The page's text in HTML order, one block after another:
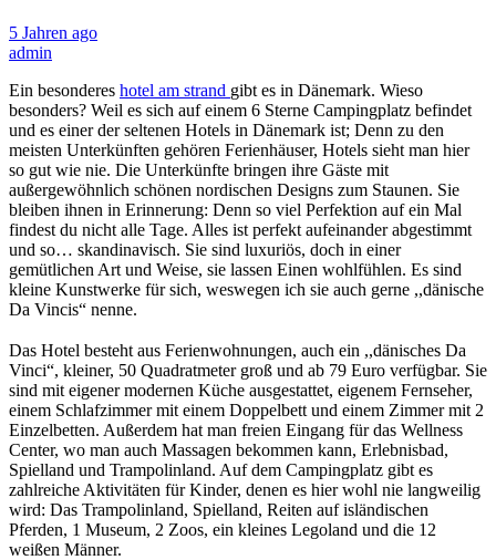
5 Jahren ago
admin
Ein besonderes hotel am strand gibt es in Dänemark. Wieso
besonders? Weil es sich auf einem 6 Sterne Campingplatz befindet
und es einer der seltenen Hotels in Dänemark ist; Denn zu den
meisten Unterkünften gehören Ferienhäuser, Hotels sieht man hier
so gut wie nie. Die Unterkünfte bringen ihre Gäste mit
außergewöhnlich schönen nordischen Designs zum Staunen. Sie
bleiben ihnen in Erinnerung: Denn so viel Perfektion auf ein Mal
findest du nicht alle Tage. Alles ist perfekt aufeinander abgestimmt
und so… skandinavisch. Sie sind luxuriös, doch in einer
gemütlichen Art und Weise, sie lassen Einen wohlfühlen. Es sind
kleine Kunstwerke für sich, weswegen ich sie auch gerne ,,dänische
Da Vincis“ nenne.
Das Hotel besteht aus Ferienwohnungen, auch ein ,,dänisches Da
Vinci“, kleiner, 50 Quadratmeter groß und ab 79 Euro verfügbar. Sie
sind mit eigener modernen Küche ausgestattet, eigenem Fernseher,
einem Schlafzimmer mit einem Doppelbett und einem Zimmer mit 2
Einzelbetten. Außerdem hat man freien Eingang für das Wellness
Center, wo man auch Massagen bekommen kann, Erlebnisbad,
Spielland und Trampolinland. Auf dem Campingplatz gibt es
zahlreiche Aktivitäten für Kinder, denen es hier wohl nie langweilig
wird: Das Trampolinland, Spielland, Reiten auf isländischen
Pferden, 1 Museum, 2 Zoos, ein kleines Legoland und die 12
weißen Männer.